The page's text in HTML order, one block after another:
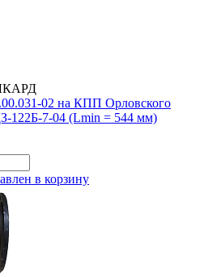
02 на КПП Орловского
122Б-7-04 (Lmin = 544 мм)
в корзину